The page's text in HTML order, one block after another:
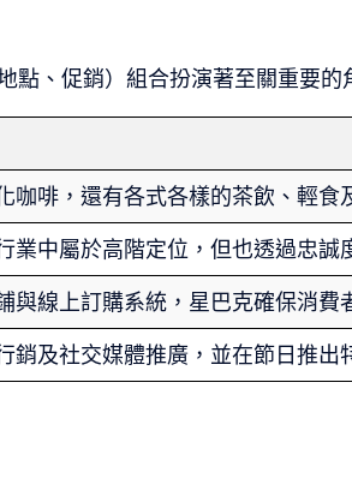
、促銷）組合扮演著至關重要的
咖啡，還有各式各樣的茶飲、輕食
業中屬於高階定位，但也透過忠
與線上訂購系統，星巴克確保消費
銷及社交媒體推廣，並在節日推